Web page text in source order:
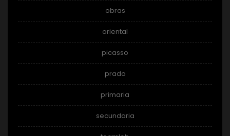
obras
oriental
picasso
prado
primaria
secundaria